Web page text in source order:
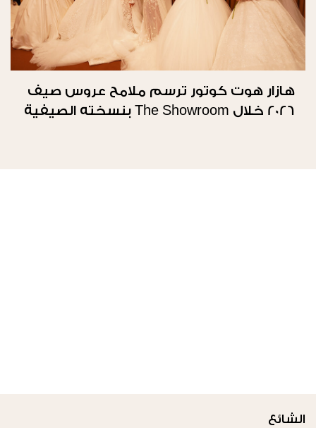
هازار هوت كوتور ترسم ملامح عروس صيف
2026 خلال The Showroom بنسخته الصيفية
الشائع